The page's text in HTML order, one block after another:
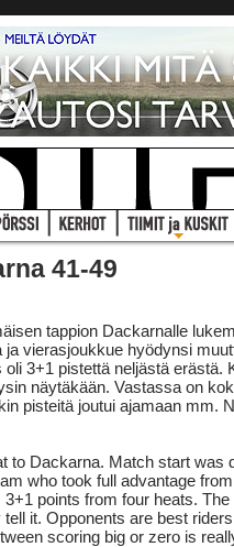
41-49
tappion Dackarnalle
vierasjoukkue hyödynsi
3+1 pistettä neljästä erästä.
näytäkään. Vastassa on
pisteitä joutui ajamaan mm.
to Dackarna. Match start was
who took full advantage
points from four heats.
it. Opponents are best
scoring big or zero is